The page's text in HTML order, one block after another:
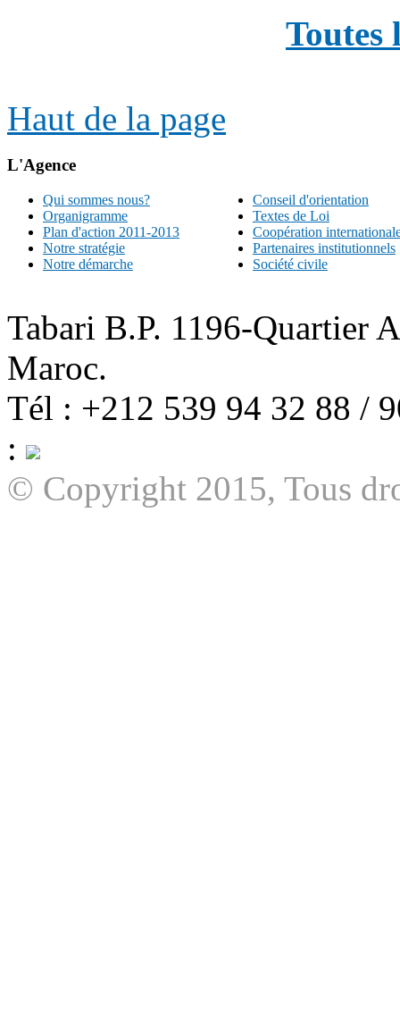
Toutes
Haut de la page
L'Agence
Qui sommes nous?
Organigramme
Plan d'action 2011-2013
Notre stratégie
Notre démarche
Conseil d'orientation
Textes de Loi
Coopération
Partenaires institutionnels
Société civile
Tabari B.P. 1196-Quartier
Maroc.
Tél : +212 539 94 32 88 /
:
© Copyright 2015, Tous